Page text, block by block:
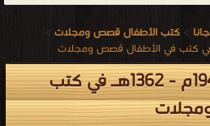
> كتب الأطفال قصص ومجلات >
اصدارات كتب 1943م - 1362هـ في كتب